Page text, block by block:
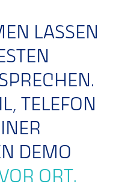
LASSEN
TELEFON
DEMO
ORT.